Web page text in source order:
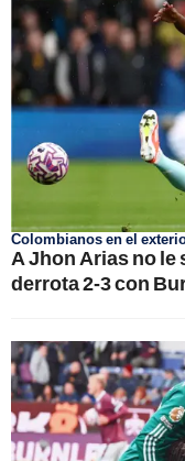
Colombianos en el
A Jhon Arias no le
derrota 2-3 con